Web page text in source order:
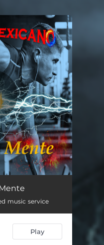
03:23
04:11
music service
Play